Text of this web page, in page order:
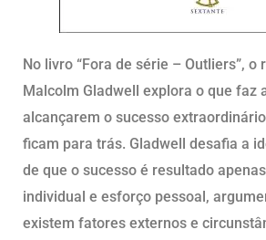
No livro “Fora de série – Outliers”, o
Malcolm Gladwell explora o que faz
alcançarem o sucesso
ficam para trás. Gladwell desafia a
de que o sucesso é resultado
individual e esforço pessoal,
existem fatores externos e